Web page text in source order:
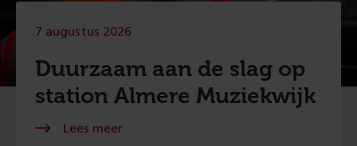
7 augustus 2026
Duurzaam aan de slag op
station Almere Muziekwijk